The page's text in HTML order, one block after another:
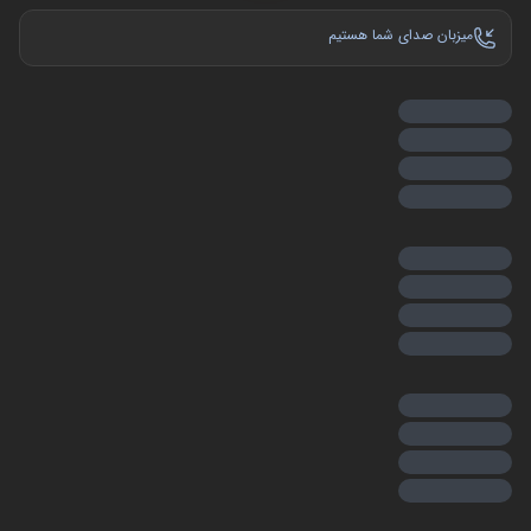
میزبان صدای شما هستیم